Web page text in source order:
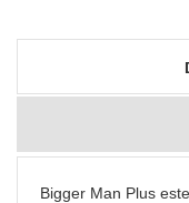
Bigger Man Plus